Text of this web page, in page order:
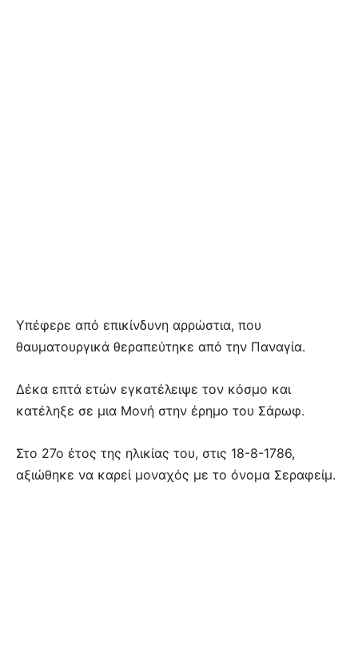
Υπέφερε από επικίνδυνη αρρώστια, που
θαυματουργικά θεραπεύτηκε από την Παναγία.
Δέκα επτά ετών εγκατέλειψε τον κόσμο και
κατέληξε σε μια Μονή στην έρημο του Σάρωφ.
Στο 27ο έτος της ηλικίας του, στις 18-8-1786,
αξιώθηκε να καρεί μοναχός με το όνομα Σεραφείμ.